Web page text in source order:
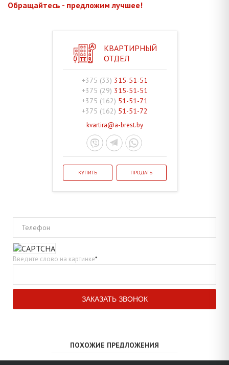
Обращайтесь - предложим лучшее!
КВАРТИРНЫЙ
ОТДЕЛ
+375 (33) 315-51-51
+375 (29) 315-51-51
+375 (162) 51-51-71
+375 (162) 51-51-72
kvartira@a-brest.by
КУПИТЬ ПРОДАТЬ
Телефон
Введите слово на картинке*
ПОХОЖИЕ ПРЕДЛОЖЕНИЯ